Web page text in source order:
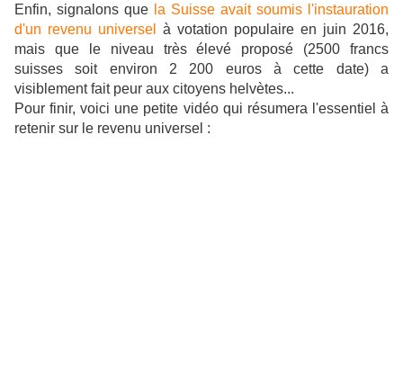
Enfin, signalons que la Suisse avait soumis l'instauration
d'un revenu universel
à votation populaire en juin 2016,
mais que le niveau très élevé proposé (2500 francs
suisses soit environ 2 200 euros à cette date)
a
visiblement fait peur aux citoyens helvètes...
Pour finir, voici une petite vidéo qui résumera l'essentiel à
retenir sur le revenu universel :